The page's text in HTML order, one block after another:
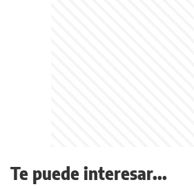
Te puede interesar...